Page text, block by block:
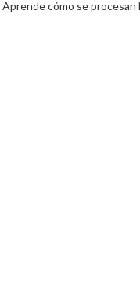
Aprende cómo se